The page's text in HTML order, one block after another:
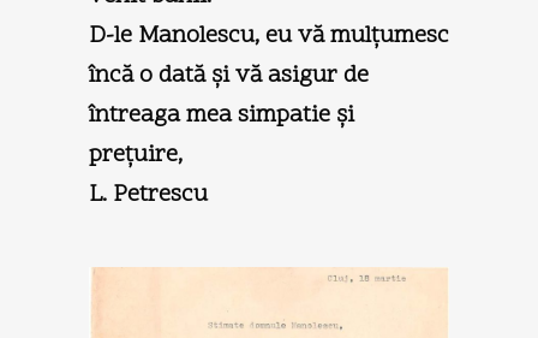
D-le Manolescu, eu vă mulţumesc
încă o dată şi vă asigur de
întreaga mea simpatie şi
preţuire,
L. Petrescu